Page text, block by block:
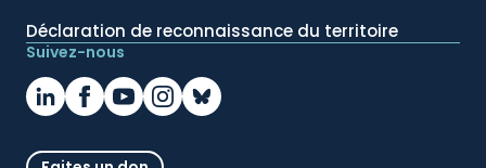
Déclaration de reconnaissance du territoire
Suivez-nous